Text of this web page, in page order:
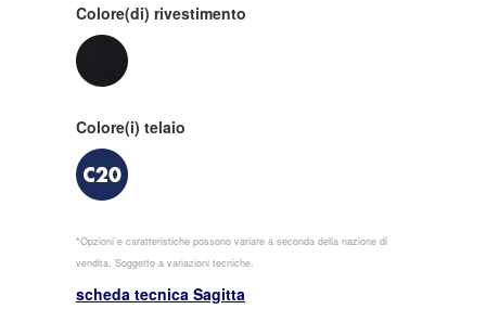
Colore(di) rivestimento
Colore(i) telaio
*Opzioni e caratteristiche possono variare a seconda della nazione di
vendita. Soggetto a variazioni tecniche.
scheda tecnica Sagitta